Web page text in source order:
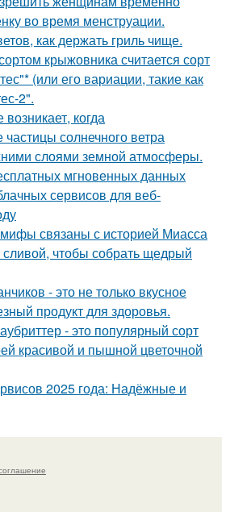
во время менструации.
как держать гриль чище.
крыжовника считается сорт
(или его вариации, такие как
2".
когда
солнечного ветра
слоями земной атмосферы.
мгновенных данных
сервисов для веб-
связаны с историей Миасса
сливой, чтобы собрать щедрый
- это не только вкусное
продукт для здоровья.
- это популярный сорт
красивой и пышной цветочной
2025 года: Надёжные и